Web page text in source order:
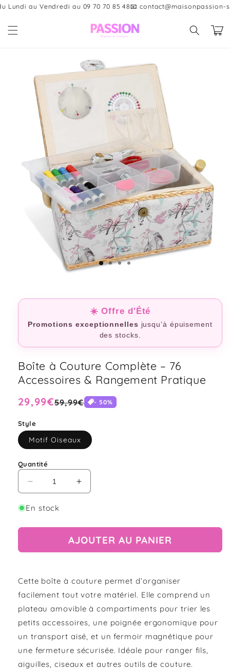
passer
contenu
au Vendredi au 09 70 70 85 48 📧 contact@maisonpassion-
Panier
produits
☀️ Offre d'Été
Promotions exceptionnelles jusqu’à épuisement
des stocks.
Boîte à Couture Complète – 76
Accessoires & Rangement Pratique
Prix
29,99€
Prix
59,99€ - 50%
Style
Motif Oiseaux
Quantité
Réduire
la
quantité
Boîte
Couture
76
Accessoires
&amp;
Rangement
Pratique
Augmenter
la
Boîte
à
Couture
76
Accessoires
&amp;
Rangement
Pratique
En stock
AJOUTER AU PANIER
Cette boîte à couture permet d’organiser
facilement tout votre matériel. Elle comprend un
plateau amovible à compartiments pour trier les
petits accessoires, une poignée ergonomique pour
un transport aisé, et un fermoir magnétique pour
une fermeture sécurisée. Idéale pour ranger fils,
aiguilles, ciseaux et autres outils de couture.